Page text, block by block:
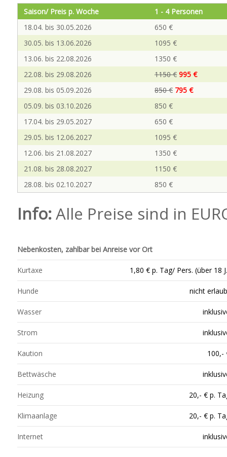
Saison/ Preis p. Woche
1 - 4 Personen
18.04. bis 30.05.2026
650 €
30.05. bis 13.06.2026
1095 €
13.06. bis 22.08.2026
1350 €
22.08. bis 29.08.2026
1150 € 995 €
29.08. bis 05.09.2026
850 € 795 €
05.09. bis 03.10.2026
850 €
17.04. bis 29.05.2027
650 €
29.05. bis 12.06.2027
1095 €
12.06. bis 21.08.2027
1350 €
21.08. bis 28.08.2027
1150 €
28.08. bis 02.10.2027
850 €
Info:Alle Preise sind in
Nebenkosten, zahlbar bei Anreise vor Ort
Kurtaxe 1,80 € p. Tag/ Pers. (über 18
Hunde nicht
Wasser
Strom
Kaution 100,-
Bettwäsche
Heizung 20,- € p.
Klimaanlage 20,- € p.
Internet